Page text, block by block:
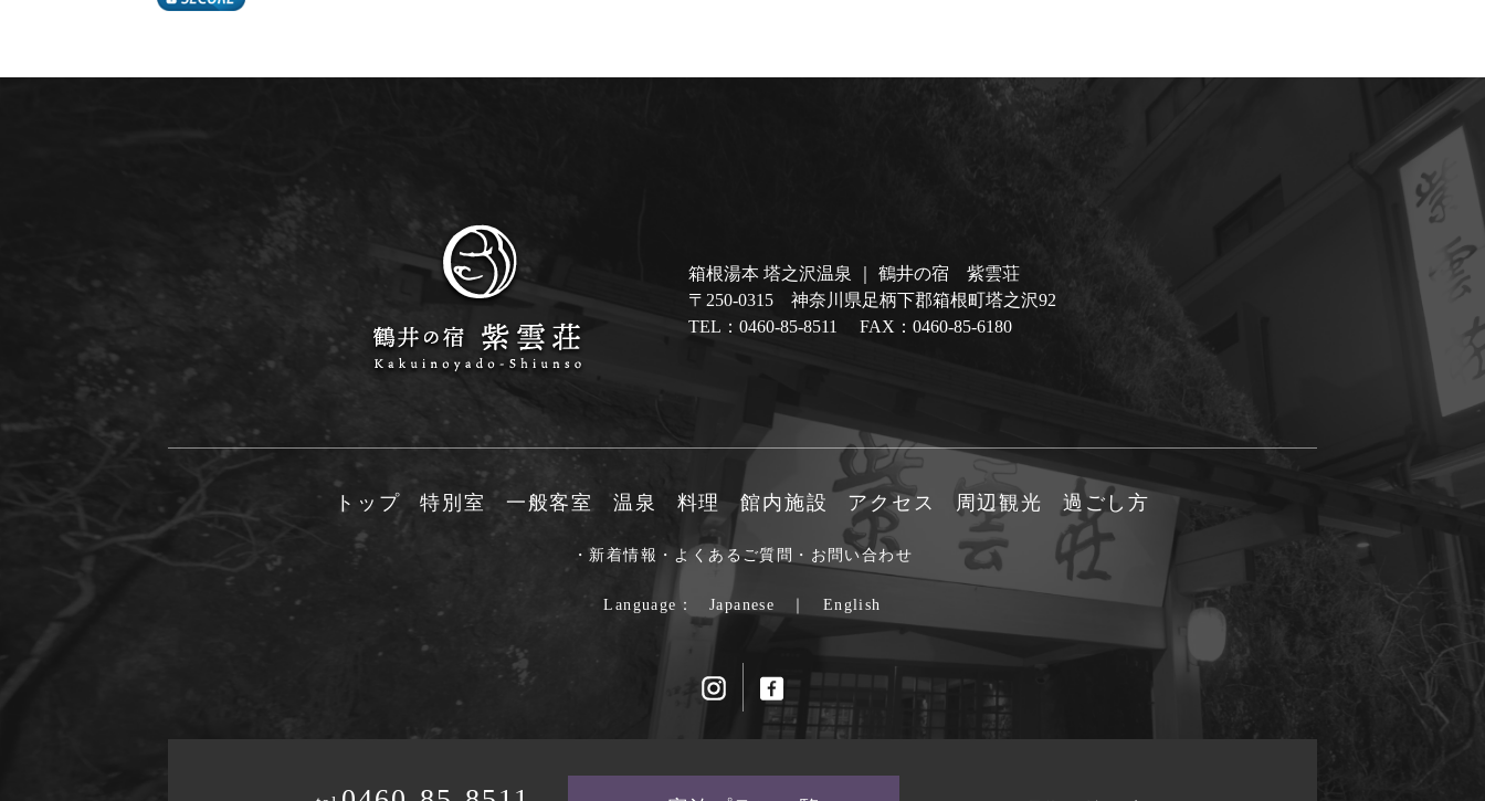
箱根湯本 塔之沢温泉 ｜ 鶴井の宿 紫雲荘
〒250-0315 神奈川県足柄下郡箱根町塔之沢92
TEL：0460-85-8511 FAX：0460-85-6180
トップ 特別室 一般客室 温泉 料理 館内施設 アクセス 周辺観光 過ごし方
・新着情報 ・よくあるご質問 ・お問い合わせ
Language： Japanese English